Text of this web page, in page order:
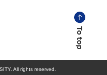
All rights reserved.